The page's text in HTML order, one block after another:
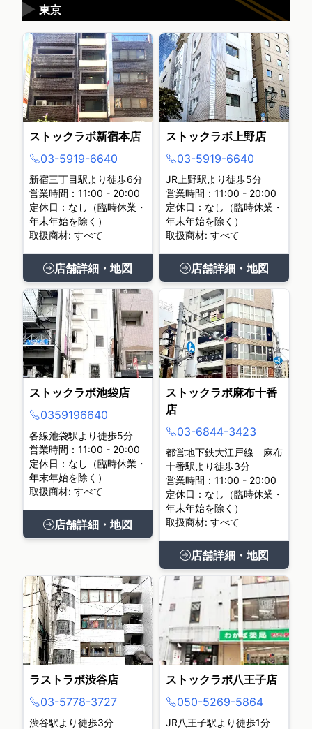
東京
▶
ストックラボ新宿本店
03-5919-6640
新宿三丁目駅より徒歩6分
営業時間：11:00 - 20:00
定休日：なし（臨時休業・
年末年始を除く）
取扱商材: すべて
店舗詳細・地図
ストックラボ上野店
03-5919-6640
JR上野駅より徒歩5分
営業時間：11:00 - 20:00
定休日：なし（臨時休業・
年末年始を除く）
取扱商材: すべて
店舗詳細・地図
ストックラボ池袋店
0359196640
各線池袋駅より徒歩5分
営業時間：11:00 - 20:00
定休日：なし（臨時休業・
年末年始を除く）
取扱商材: すべて
店舗詳細・地図
ストックラボ麻布十番
店
03-6844-3423
都営地下鉄大江戸線 麻布
十番駅より徒歩3分
営業時間：11:00 - 20:00
定休日：なし（臨時休業・
年末年始を除く）
取扱商材: すべて
店舗詳細・地図
ラストラボ渋谷店
03-5778-3727
渋谷駅より徒歩3分
ストックラボ八王子店
050-5269-5864
JR八王子駅より徒歩1分